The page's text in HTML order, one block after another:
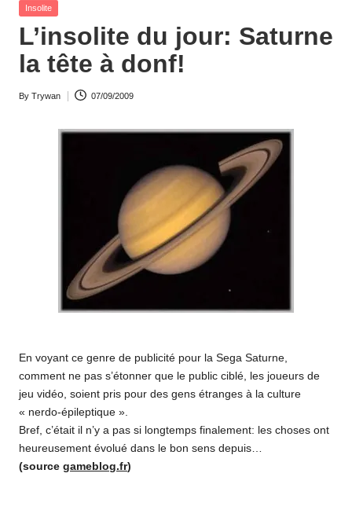
d
P
la
y.
Posted
Insolite
L’insolite du jour: Saturne
la tête à donf!
Posted
By Trywan 07/09/2009
En voyant ce genre de publicité pour la Sega Saturne,
comment ne pas s’étonner que le public ciblé, les joueurs de
jeu vidéo, soient pris pour des gens étranges à la culture
« nerdo-épileptique ».
Bref, c’était il n’y a pas si longtemps finalement: les choses ont
heureusement évolué dans le bon sens depuis…
(source gameblog.fr)